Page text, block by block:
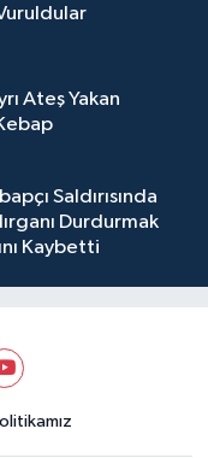
Ateş Yakan
Saldırısında
Durdurmak
Kaybetti